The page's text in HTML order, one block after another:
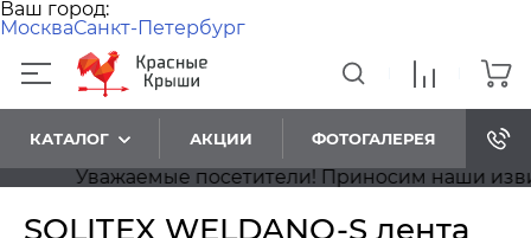
Ваш город:
МоскваСанкт-Петербург
КАТАЛОГ АКЦИИ ФОТОГАЛЕРЕЯ
Уважаемые посетители! Приносим наши
SOLITEX WELDANO-S лента